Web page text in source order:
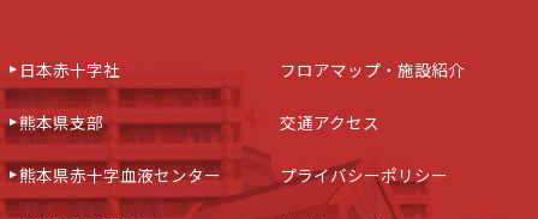
日本赤十字社
熊本県支部
熊本県赤十字血液センター
フロアマップ・施設紹介
交通アクセス
プライバシーポリシー